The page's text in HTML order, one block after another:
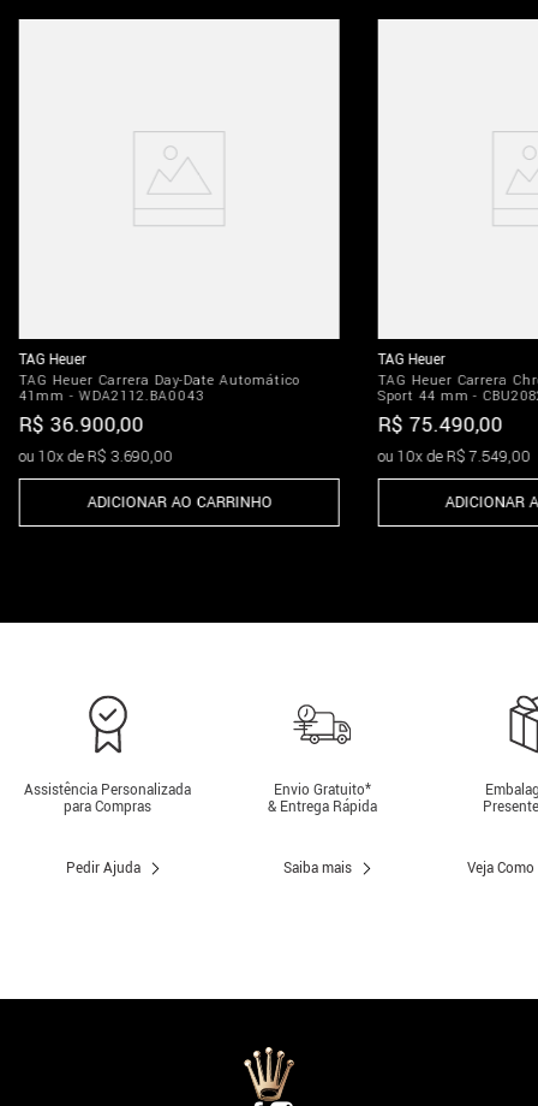
TAG Heuer
TAG Heuer Carrera Day-Date Automático
41mm - WDA2112.BA0043
R$ 36.900,00
ou 10x deR$ 3.690,00
ADICIONAR AO CARRINHO
TAG Heuer
TAG Heuer Carrera
Sport 44 mm -
R$ 75.490,00
ou 10x deR$ 7.549,00
ADICIONAR
Assistência Personalizada
para Compras
Pedir Ajuda
Envio Gratuito*
& Entrega Rápida
Saiba mais Veja